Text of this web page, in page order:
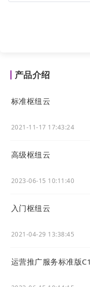
在公司新
享页统一
方联系方
教育培
训机构
在课程介
享页底部
式、课程
法律、
医疗等
务机构
在所有对
页面强制
品牌输出或合规要求
对比过去需要为
底部内容，现在只
产品介绍
标准枢纽云
2021-11-17 17:43:24
高级枢纽云
2023-06-15 10:11:40
入门枢纽云
2021-04-29 13:38:45
运营推广服务标准版C1